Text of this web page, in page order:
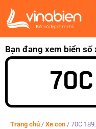
Bạn đang xem biển số
Trang chủ / Xe con / 70C